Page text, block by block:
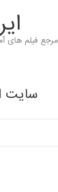
مرجع فیلم های
سایت